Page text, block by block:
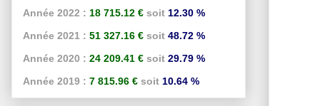
Année 2022 : 18 715.12 € soit 12.30 %
Année 2021 : 51 327.16 € soit 48.72 %
Année 2020 : 24 209.41 € soit 29.79 %
Année 2019 : 7 815.96 € soit 10.64 %